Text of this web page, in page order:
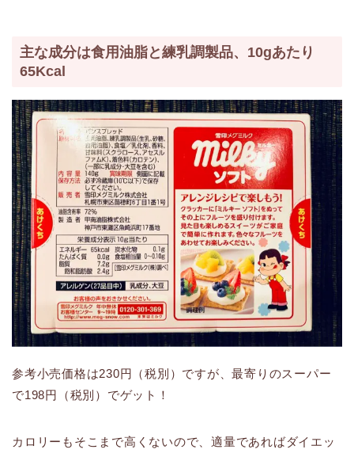
主な成分は食用油脂と練乳調製品、10gあたり
65Kcal
参考小売価格は230円（税別）ですが、最寄りのスーパー
で198円（税別）でゲット！
カロリーもそこまで高くないので、適量であればダイエッ